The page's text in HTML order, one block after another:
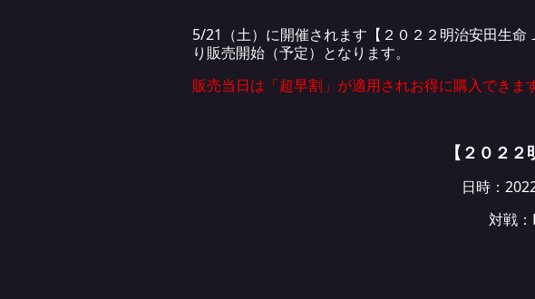
5/21（土）に開催されます【２０２２明治安田生
り販売開始（予定）となります。
販売当日は「超早割」が適用されお得に購入できます
【２０２
日時：
対戦